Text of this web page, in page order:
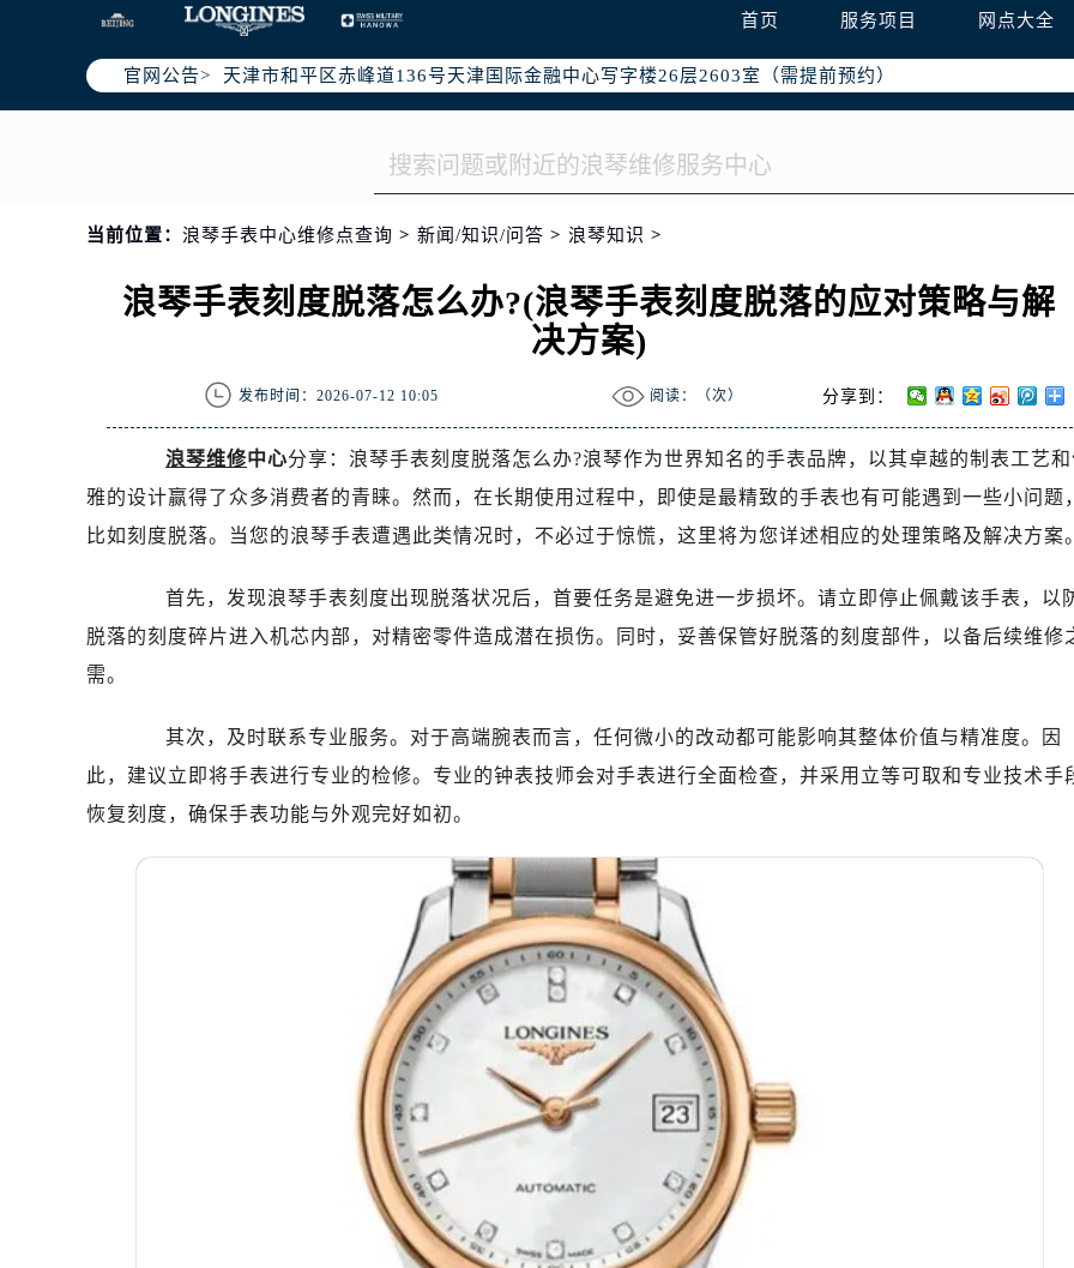
首页 服务项目 网点大全
官网公告>
北京市东城区东长安街1号东方广场写字楼W3座6层602室（需提前预约）
北京市朝阳区建国门外大街甲6号华熙国际中心写字楼D座11层1102室（需提前预约）
天津市和平区赤峰道136号天津国际金融中心写字楼26层2603室（需提前预约）
上海市徐汇区虹桥路3号港汇中心写字楼2座37层3705室（需提前预约）
南京市秦淮区中山南路1号（新街口）南京中心写字楼22层C1-1室（需提前预约）
徐州市鼓楼区淮海东路29号苏宁广场IFC国际金融中心写字楼35层3508室（需提前预约）
盐城市盐都区世纪大道5号盐城金融城写字楼1号楼16层1604室（需提前预约）
泰州市海陵区永定东路399号置地商务中心东塔写字楼（华润万象城）17层1706室（需提前预约）
杭州市上城区钱江路1366号华润大厦写字楼A座5层503-5室（需提前预约）
金华市金东区东市南街777号金华万达广场写字楼4号楼22层2209室（需提前预约）
嘉兴市南湖区广益路705号嘉兴世界贸易中心写字楼A座13层1304室（需提前预约）
南昌市红谷滩新区红谷中大道998号绿地双子塔（中央广场）A1座办公楼14层07室（需提前预约）
广州市天河区天河路230号万菱汇国际中心写字楼A塔7层704室（需提前预约）
广州市越秀区环市东路371-375号世界贸易中心大厦南塔写字楼15层07室（需提前预约）
厦门市思明区湖滨东路95号华润大厦写字楼B座11层1104室（需提前预约）
福州市鼓楼区五四路128-1号恒力城写字楼15层03室（需提前预约）
成都市锦江区人民东路6号SAC东原中心写字楼24层2406B室（需提前预约）
长沙市芙蓉区定王台街道建湘路393号世茂环球金融中心写字楼（芙蓉广场）10层13室（需提前预约）
郑州市二七区铭功路10号华润大厦写字楼29层2905室（需提前预约）
太原市迎泽区解放路15号亨得利名表服务中心（品牌授权店）3层整层（需提前预约）
沈阳市沈河区中街路137号亨得利名表服务中心（品牌授权店）1层整层（需提前预约）
沈阳市沈河区中街路83号亨得利名表服务中心（品牌授权店）1层整层（需提前预约）
乌鲁木齐市天山区红山路26号时代广场（CCMALL）C座17层17-B（需提前预约）
温州市鹿城区锦绣路1067号置信广场10层1015室（需提前预约）
哈尔滨市道里区友谊西路600号富力中心T2座写字楼29层03室（需提前预约）
大连市中山区人民路15号国际金融大厦7层G室（需提前预约）
佛山市禅城区季华五路57号万科金融中心C座12层1205室（需提前预约）
东莞市东城街道鸿福东路1号民盈国贸中心T1写字楼9层907室（需提前预约）
无锡市梁溪区人民中路139号恒隆广场写字楼1座11层1104室（需提前预约）
当前位置： 浪琴手表中心维修点查询 > 新闻/知识/问答 > 浪琴知识 >
浪琴手表刻度脱落怎么办?(浪琴手表刻度脱落的应对策略与解
决方案)
发布时间：2026-07-12 10:05 阅读：（次） 分享到：
浪琴维修中心分享：浪琴手表刻度脱落怎么办?浪琴作为世界知名的手表品牌，以其卓越的制表工艺和
雅的设计赢得了众多消费者的青睐。然而，在长期使用过程中，即使是最精致的手表也有可能遇到一些小问题，
比如刻度脱落。当您的浪琴手表遭遇此类情况时，不必过于惊慌，这里将为您详述相应的处理策略及解决方案。
首先，发现浪琴手表刻度出现脱落状况后，首要任务是避免进一步损坏。请立即停止佩戴该手表，以
脱落的刻度碎片进入机芯内部，对精密零件造成潜在损伤。同时，妥善保管好脱落的刻度部件，以备后续维修
需。
其次，及时联系专业服务。对于高端腕表而言，任何微小的改动都可能影响其整体价值与精准度。因
此，建议立即将手表进行专业的检修。专业的钟表技师会对手表进行全面检查，并采用立等可取和专业技术手
恢复刻度，确保手表功能与外观完好如初。